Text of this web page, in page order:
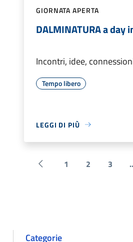
GIORNATA APERTA
DALMINATURA a day
Incontri, idee,
Tempo libero
LEGGI DI PIÙ
Pagina precedente
1 2 3
Categorie